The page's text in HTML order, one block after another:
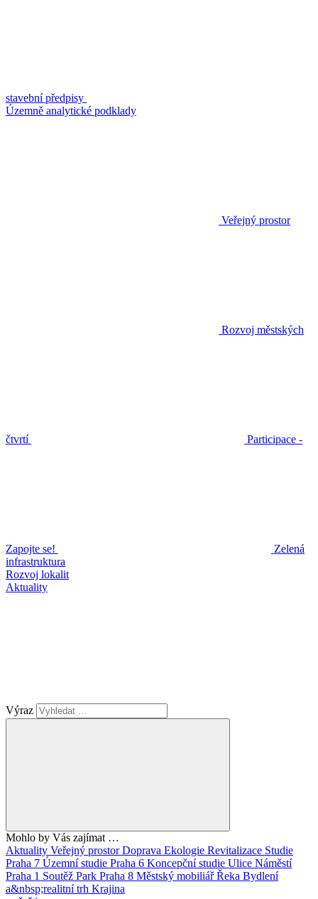
stavební předpisy
Územně analytické podklady
Veřejný prostor
Rozvoj městských
čtvrtí Participace -
Zapojte se!
Zelená
infrastruktura
Rozvoj lokalit
Aktuality
Výraz
Mohlo by Vás zajímat …
Aktuality Veřejný prostorDoprava Ekologie Revitalizace Studie
Praha 7 Územní studie Praha 6 Koncepční studie Ulice Náměstí
Praha 1 Soutěž Park Praha 8 Městský mobiliářŘeka Bydlení
a&nbsp;realitní trh Krajina